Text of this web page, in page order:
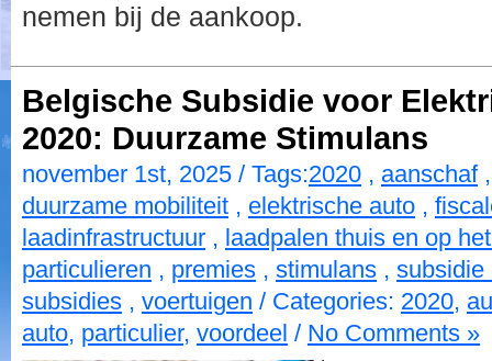
nemen bij de aankoop.
Belgische Subsidie voor
2020: Duurzame Stimulans
november 1st, 2025 / Tags:2020 , aanschaf
duurzame mobiliteit , elektrische auto ,
laadinfrastructuur , laadpalen thuis en op
particulieren , premies , stimulans , subsidie
subsidies , voertuigen / Categories: 2020,
auto, particulier, voordeel / No Comments »